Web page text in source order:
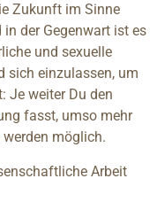
Zukunft im Sinne
der Gegenwart ist es
und sexuelle
sich einzulassen, um
Je weiter Du den
fasst, umso mehr
möglich.
Arbeit